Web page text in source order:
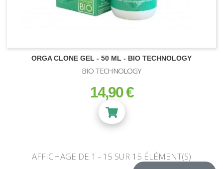
BALLAST
IONISEUR - OZONE
BIO TECHNOLOGY
Stimulateurs Bio Technology
GUANOKALONG
ORGA CLONE GEL - 50 ML - BIO TECHNOLOGY
BIO TECHNOLOGY
prix
14,90 €
AFFICHAGE DE 1 - 15 SUR 15 ÉLÉMENT(S)